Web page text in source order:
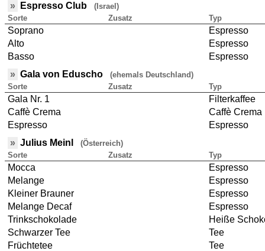
»
Espresso Club (Israel)
Sorte
Zusatz Typ
Soprano
Espresso
Alto
Espresso
Basso
Espresso
» Gala von Eduscho (ehemals Deutschland)
Sorte
Zusatz Typ
Gala Nr. 1
Filterkaffee
Caffè Crema
Caffè Crema
Espresso
Espresso
» Julius Meinl
(Österreich)
Sorte
Zusatz Typ
Mocca
Espresso
Melange
Espresso
Kleiner Brauner
Espresso
Melange Decaf
Espresso
Trinkschokolade
Heiße
Schwarzer Tee
Tee
Früchtetee
Tee